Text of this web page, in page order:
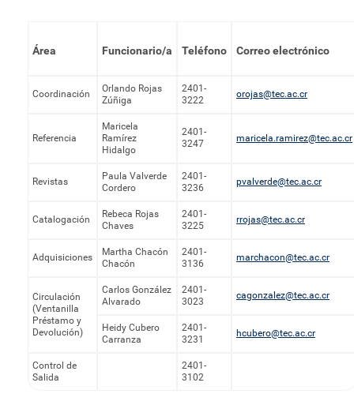
Área Funcionario/a Teléfono Correo electrónico
Coordinación
Orlando Rojas
Zúñiga
2401-
3222
orojas@tec.ac.cr
Referencia
Maricela
Ramírez
Hidalgo
2401-
3247
maricela.ramirez@tec.ac.cr
Revistas
Paula Valverde
Cordero
2401-
3236
pvalverde@tec.ac.cr
Catalogación
Rebeca Rojas
Chaves
2401-
3225
rrojas@tec.ac.cr
Adquisiciones
Martha Chacón
Chacón
2401-
3136
marchacon@tec.ac.cr
Circulación
(Ventanilla
Préstamo y
Devolución)
Carlos González
Alvarado
2401-
3023
cagonzalez@tec.ac.cr
Heidy Cubero
Carranza
2401-
3231
hcubero@tec.ac.cr
Control de
Salida
2401-
3102